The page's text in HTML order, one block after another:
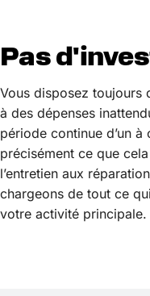
Pas
Vous disposez toujours
à des dépenses
période continue d’un
précisément ce que
l’entretien aux
chargeons de tout ce
votre activité principale.